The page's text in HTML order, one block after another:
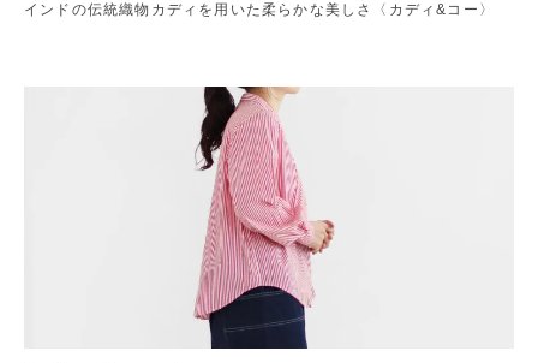
インドの伝統織物カディを用いた柔らかな美しさ〈カディ&コー〉